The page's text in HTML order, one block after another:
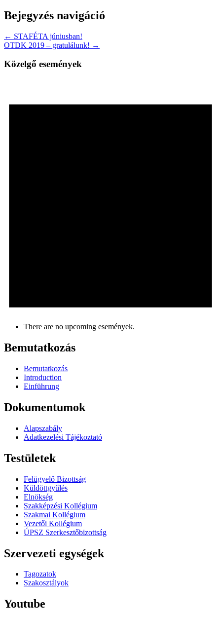
Bejegyzés navigáció
← STAFÉTA júniusban!
OTDK 2019 – gratulálunk! →
Közelgő események
There are no upcoming események.
Bemutatkozás
Bemutatkozás
Introduction
Einführung
Dokumentumok
Alapszabály
Adatkezelési Tájékoztató
Testületek
Felügyelő Bizottság
Küldöttgyűlés
Elnökség
Szakképzési Kollégium
Szakmai Kollégium
Vezetői Kollégium
ÚPSZ Szerkesztőbizottság
Szervezeti egységek
Tagozatok
Szakosztályok
Youtube